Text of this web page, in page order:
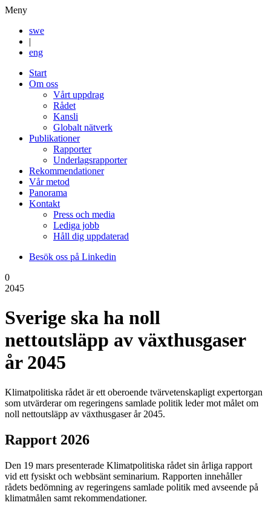
Meny
swe
|
eng
Start
Om oss
Vårt uppdrag
Rådet
Kansli
Globalt nätverk
Publikationer
Rapporter
Underlagsrapporter
Rekommendationer
Vår metod
Panorama
Kontakt
Press och media
Lediga jobb
Håll dig uppdaterad
Besök oss på Linkedin
0
2045
Sverige ska ha noll
nettoutsläpp av växthusgaser
år 2045
Klimatpolitiska rådet är ett oberoende tvärvetenskapligt expertorgan
som utvärderar om regeringens samlade politik leder mot målet om
noll nettoutsläpp av växthusgaser år 2045.
Rapport 2026
Den 19 mars presenterade Klimatpolitiska rådet sin årliga rapport
vid ett fysiskt och webbsänt seminarium. Rapporten innehåller
rådets bedömning av regeringens samlade politik med avseende på
klimatmålen samt rekommendationer.